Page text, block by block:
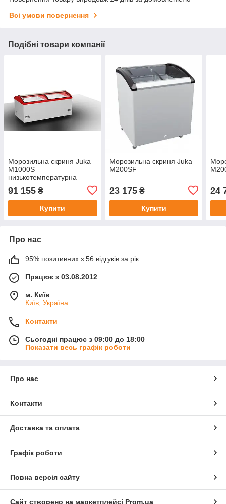
Всі умови повернення
Подібні товари компанії
Морозильна скриня Juka
M1000S
низькотемпературна
91 155 ₴
Купити
Морозильна скриня Juka
M200SF
23 175₴
Купити
24
Про нас
95% позитивних з 56 відгуків за рік
Працює з 03.08.2012
м. Київ
Київ, Україна
Контакти
Сьогодні працює з 09:00 до 18:00
Показати весь графік роботи
Про нас
Контакти
Доставка та оплата
Графік роботи
Повна версія сайту
Сайт створено на маркетплейсі Prom.ua